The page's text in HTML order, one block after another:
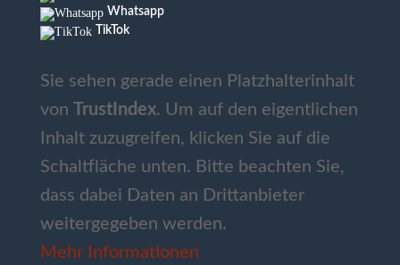
Whatsapp
TikTok
Sie sehen gerade einen Platzhalterinhalt
von
TrustIndex. Um auf den eigentlichen
Inhalt zuzugreifen, klicken Sie auf die
Schaltfläche unten. Bitte beachten Sie,
dass dabei Daten an Drittanbieter
weitergegeben werden.
Mehr Informationen